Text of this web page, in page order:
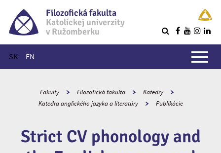
Filozofická fakulta
Katolíckej univerzity
v Ružomberku
SK EN
Hlavné menu
Fakulty Filozofická fakulta
Katedry
Katedra anglického jazyka a literatúry
Publikácie
Strict CV phonology and